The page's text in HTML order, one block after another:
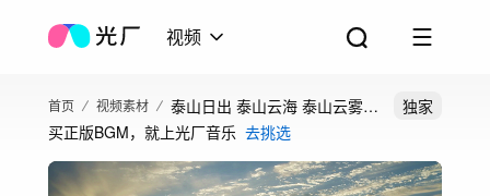
视频
首页 视频素材
泰山日出 泰山云海 泰山云雾
泰山仙境
独家
买正版BGM，就上光厂音乐 去挑选